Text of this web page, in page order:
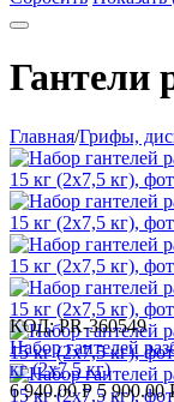
Гантели
Главная/Грифы,
КОД: PR-360549
Набор гантелей
кг (2x7,5 кг)
6 940.00 Р 5 900.00